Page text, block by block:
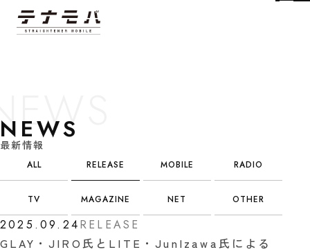
NEWS
最新情報
ALL RELEASE MOBILE RADIO
TV MAGAZINE NET OTHER
2025.09.24RELEASE
GLAY・JIRO氏とLITE・JunIzawa氏による